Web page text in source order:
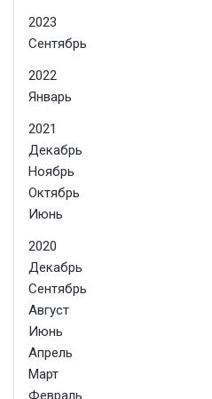
2023
Сентябрь
2022
Январь
2021
Декабрь
Ноябрь
Октябрь
Июнь
2020
Декабрь
Сентябрь
Август
Июнь
Апрель
Март
Февраль